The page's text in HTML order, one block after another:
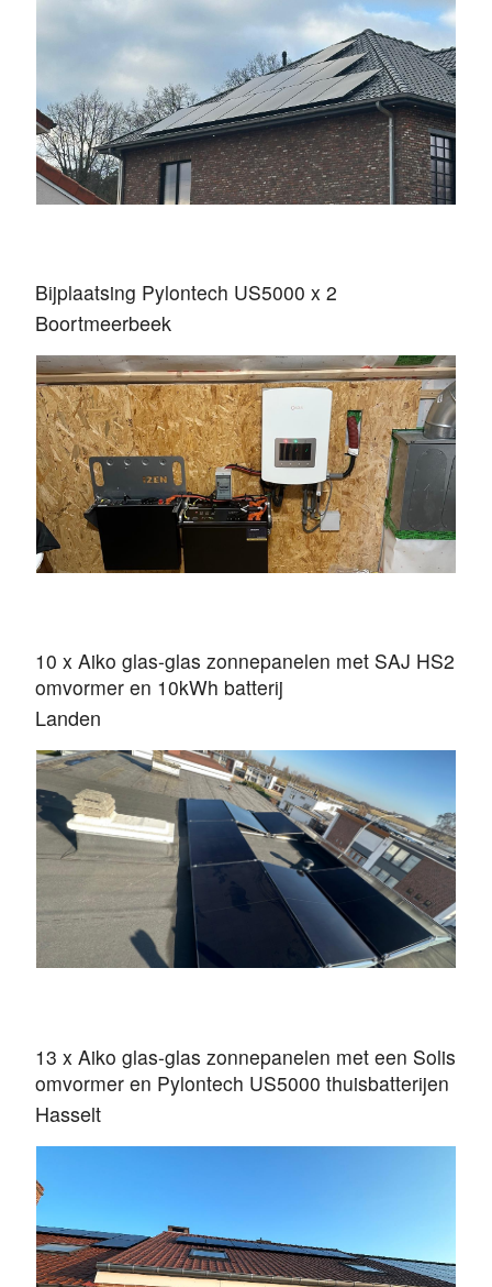
Bijplaatsing Pylontech US5000 x 2
Boortmeerbeek
10 x Aiko glas-glas zonnepanelen met SAJ HS2
omvormer en 10kWh batterij
Landen
13 x Aiko glas-glas zonnepanelen met een Solis
omvormer en Pylontech US5000 thuisbatterijen
Hasselt